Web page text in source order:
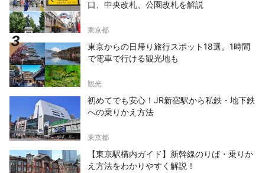
口、中央改札、公園改札を解説
東京都
東京からの日帰り旅行スポット18選。1時間
で電車で行ける観光地も
観光
初めてでも安心！JR新宿駅から私鉄・地下鉄
への乗りかえ方法
東京都
【東京駅構内ガイド】新幹線のりば・乗りか
え方法をわかりやすく解説！